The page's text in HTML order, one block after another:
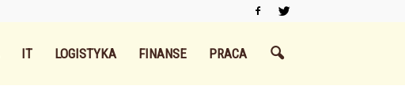
IT LOGISTYKA FINANSE PRACA